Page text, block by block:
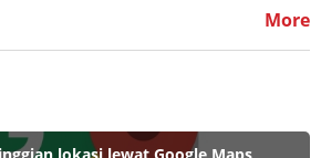
More